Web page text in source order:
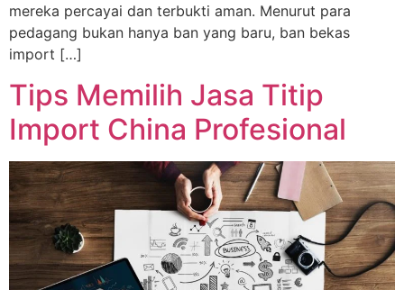
mereka percayai dan terbukti aman. Menurut para
pedagang bukan hanya ban yang baru, ban bekas
import […]
Tips Memilih Jasa Titip
Import China Profesional